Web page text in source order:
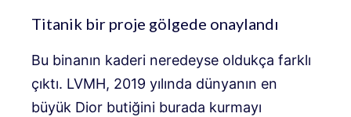
Titanik bir proje gölgede onaylandı
Bu binanın kaderi neredeyse oldukça farklı
çıktı. LVMH, 2019 yılında dünyanın en
büyük Dior butiğini burada kurmayı